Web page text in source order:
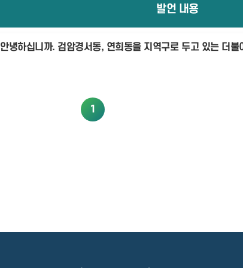
발언 내용
안녕하십니까. 검암경서동, 연희동을 지역구로 두고 있는 더
1